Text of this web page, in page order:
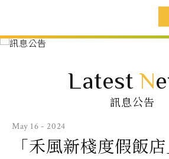
Latest N
訊息公告
May 16 - 2024
「禾風新棧度假飯